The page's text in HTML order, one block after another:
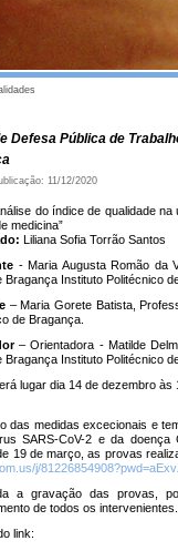
Defesa Pública de
11/12/2020
do índice de qualidade
medicina”
Liliana Sofia Torrão Santos
- Maria Augusta Romão da
Bragança Instituto Politécnico
– Maria Gorete Batista,
de Bragança.
– Orientadora - Matilde
Bragança Instituto Politécnico
lugar dia 14 de dezembro
das medidas excecionais e
SARS-CoV-2 e da doença
19 de março, as provas
j/
a gravação das provas,
de todos os intervenientes.
link: